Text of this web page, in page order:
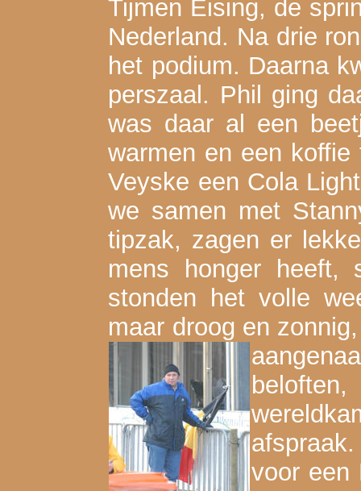
Tijmen Eising, de
Nederland. Na drie
het podium. Daarna
perszaal. Phil ging
was daar al een
warmen en een
Veyske een Cola
we samen met
tipzak, zagen er
mens honger heeft,
stonden het volle
maar droog en
voor een